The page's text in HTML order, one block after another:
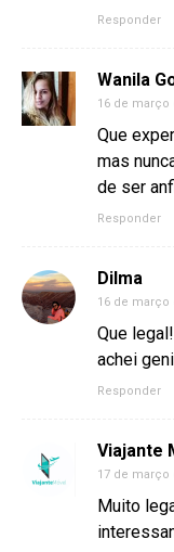
Responder
Wanila
16 de março
Que
mas
de ser
Responder
Dilma
16 de março
Que
achei
Responder
Viajante
17 de março
Muito